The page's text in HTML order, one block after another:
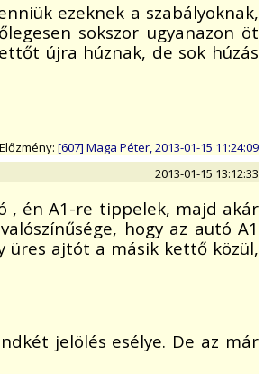
ezeknek a szabályoknak,
sokszor ugyanazon öt
újra húznak, de sok húzás
Előzmény: [607] Maga Péter, 2013-01-15 11:24:09
2013-01-15 13:12:33
, én A1-re tippelek, majd akár
hogy az autó A1
üres ajtót a másik kettő közül,
jelölés esélye. De az már